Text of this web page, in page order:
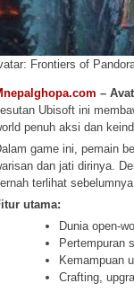
Frontiers of
–
Ubisoft ini
penuh aksi dan
game ini, pemain
dan jati dirinya.
terlihat
utama:
Dunia open-
Pertempuran
Kemampuan
Crafting,